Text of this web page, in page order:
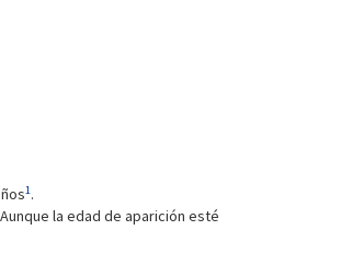
1.
la edad de aparición esté